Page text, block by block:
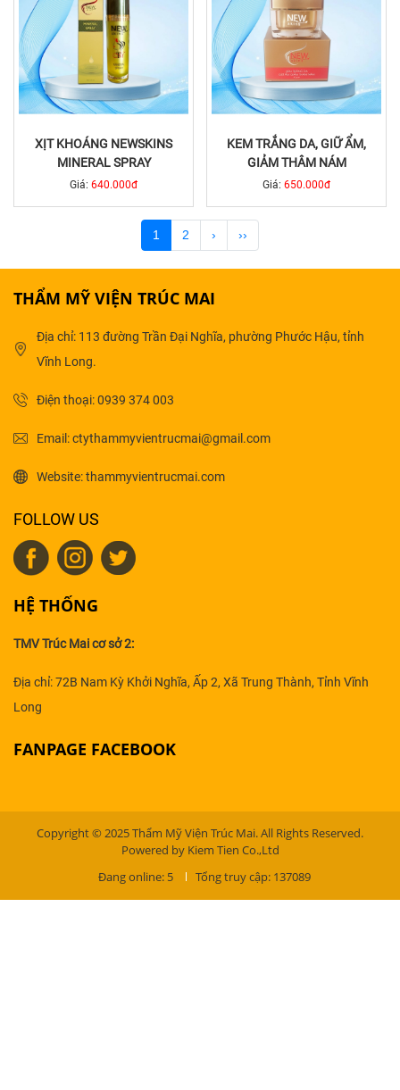
XỊT KHOÁNG NEWSKINS
MINERAL SPRAY
Giá: 640.000đ
KEM TRẮNG DA, GIỮ ẨM,
GIẢM THÂM NÁM
Giá: 650.000đ
1 2 › ››
THẨM MỸ VIỆN TRÚC MAI
Địa chỉ: 113 đường Trần Đại Nghĩa, phường Phước Hậu, tỉnh
Vĩnh Long.
Điện thoại: 0939 374 003
Email: ctythammyvientrucmai@gmail.com
Website: thammyvientrucmai.com
FOLLOW US
HỆ THỐNG
TMV Trúc Mai cơ sở 2:
Địa chỉ: 72B Nam Kỳ Khởi Nghĩa, Ấp 2, Xã Trung Thành, Tỉnh Vĩnh
Long
FANPAGE FACEBOOK
Copyright © 2025 Thẩm Mỹ Viện Trúc Mai. All Rights Reserved.
Powered by Kiem Tien Co.,Ltd
Đang online: 5
Tổng truy cập: 137089